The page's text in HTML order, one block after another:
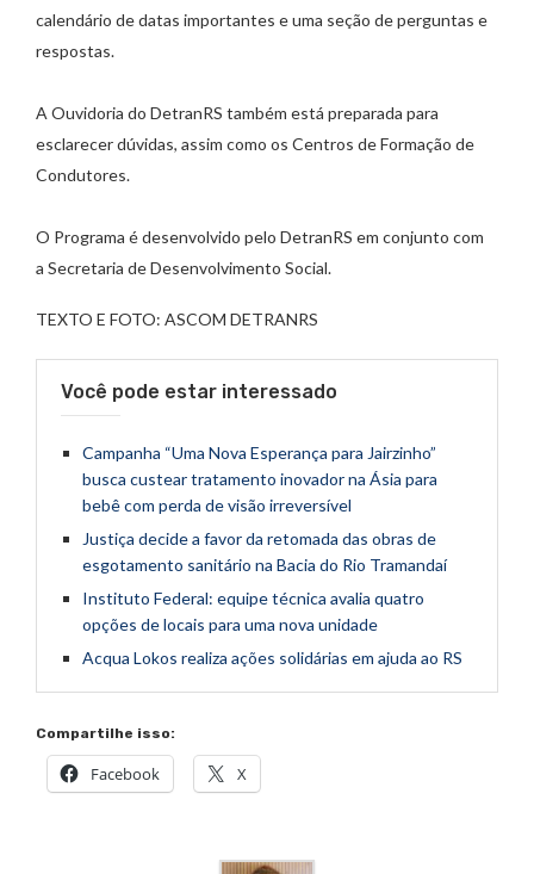
calendário de datas importantes e uma seção de perguntas e
respostas.
A Ouvidoria do DetranRS também está preparada para
esclarecer dúvidas, assim como os Centros de Formação de
Condutores.
O Programa é desenvolvido pelo DetranRS em conjunto com
a Secretaria de Desenvolvimento Social.
TEXTO E FOTO: ASCOM DETRANRS
Você pode estar interessado
Campanha “Uma Nova Esperança para Jairzinho”
busca custear tratamento inovador na Ásia para
bebê com perda de visão irreversível
Justiça decide a favor da retomada das obras de
esgotamento sanitário na Bacia do Rio Tramandaí
Instituto Federal: equipe técnica avalia quatro
opções de locais para uma nova unidade
Acqua Lokos realiza ações solidárias em ajuda ao RS
Compartilhe isso:
Facebook X